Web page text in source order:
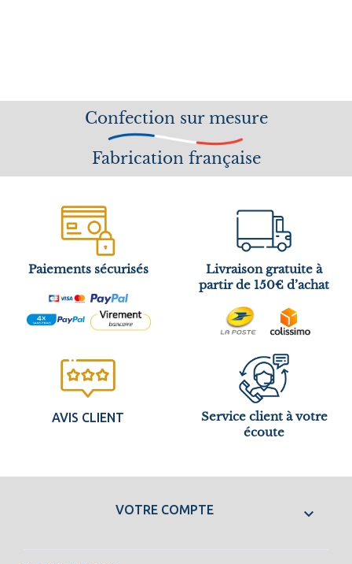
Confection sur mesure
Fabrication française
Paiements sécurisés
Livraison gratuite à
partir de 150€ d’achat
AVIS CLIENT
Service client à votre
écoute
VOTRE COMPTE 